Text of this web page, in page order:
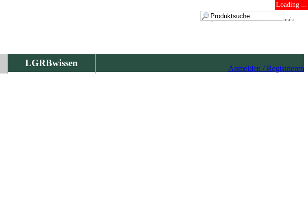
Loading ...
Kontakt
Datenschutz
Impressum
LGRBwissen
Anmelden / Registrieren